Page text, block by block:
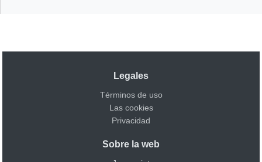
Legales
Términos de uso
Las cookies
Privacidad
Sobre la web